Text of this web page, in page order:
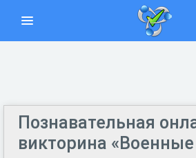
Познавательная
викторина